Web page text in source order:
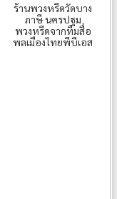
ร้านพวงหรีดวัดบาง
ภาษี นครปฐม
พวงหรีดจากทีมสื่อ
พลเมืองไทยพีบีเอส